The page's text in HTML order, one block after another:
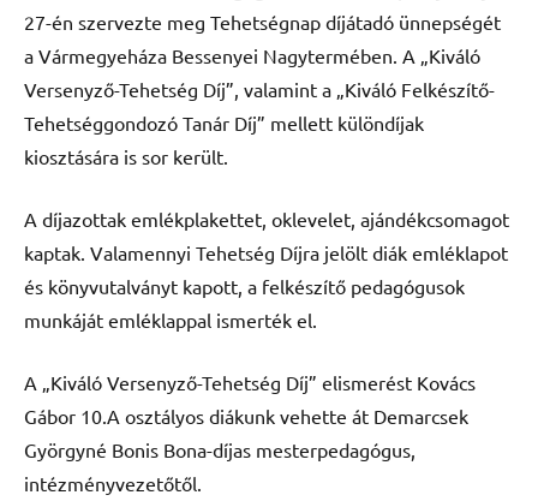
27-én szervezte meg Tehetségnap díjátadó ünnepségét
a Vármegyeháza Bessenyei Nagytermében. A „Kiváló
Versenyző-Tehetség Díj”, valamint a „Kiváló Felkészítő-
Tehetséggondozó Tanár Díj” mellett különdíjak
kiosztására is sor került.
A díjazottak emlékplakettet, oklevelet, ajándékcsomagot
kaptak. Valamennyi Tehetség Díjra jelölt diák emléklapot
és könyvutalványt kapott, a felkészítő pedagógusok
munkáját emléklappal ismerték el.
A „Kiváló Versenyző-Tehetség Díj” elismerést Kovács
Gábor 10.A osztályos diákunk vehette át Demarcsek
Györgyné Bonis Bona-díjas mesterpedagógus,
intézményvezetőtől.